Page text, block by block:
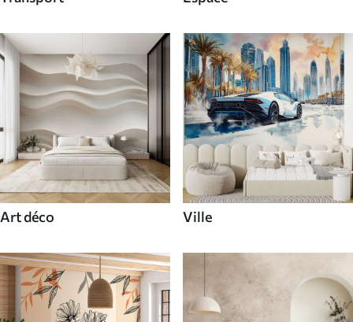
Art déco Ville